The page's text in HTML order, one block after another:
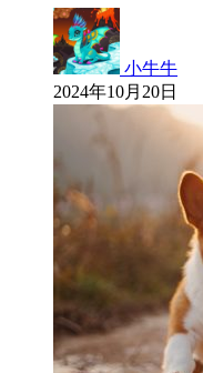
小牛牛
2024年10月20日